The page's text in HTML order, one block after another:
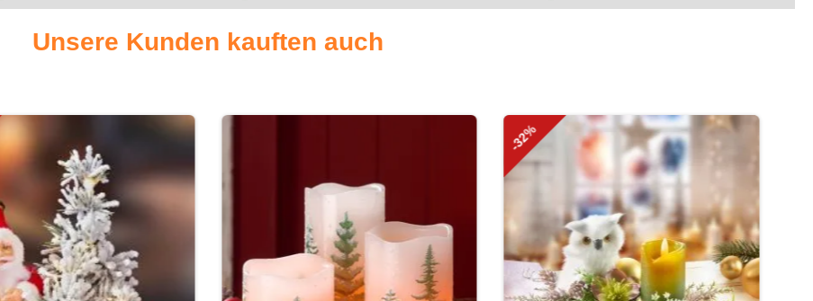
Unsere Kunden kauften auch
-32%